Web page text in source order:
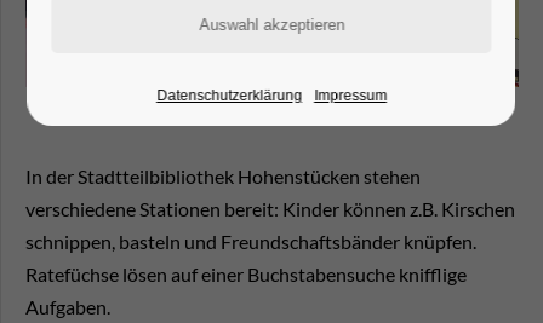
In der Stadtteilbibliothek Hohenstücken stehen
verschiedene Stationen bereit: Kinder können z.B. Kirschen
schnippen, basteln und Freundschaftsbänder knüpfen.
Ratefüchse lösen auf einer Buchstabensuche knifflige
Aufgaben.
Datenschutzerklärung Impressum